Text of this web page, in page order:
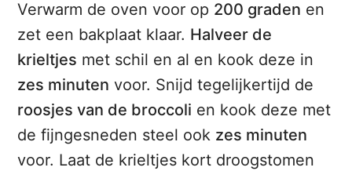
Verwarm de oven voor op 200 graden en
zet een bakplaat klaar. Halveer de
krieltjes met schil en al en kook deze in
zes minuten voor. Snijd tegelijkertijd de
roosjes van de broccoli en kook deze met
de fijngesneden steel ook zes minuten
voor. Laat de krieltjes kort droogstomen